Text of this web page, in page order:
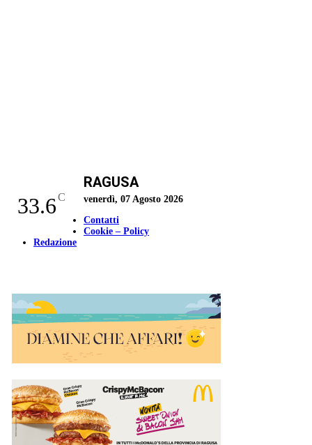
33.6C
RAGUSA
venerdì, 07 Agosto 2026
Contatti
Cookie – Policy
Redazione